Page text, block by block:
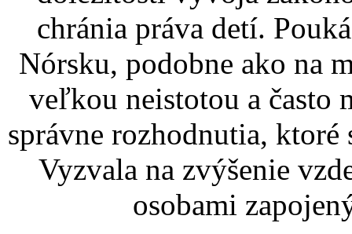
chránia práva detí.
Nórsku, podobne ako na
veľkou neistotou a často
správne rozhodnutia,
Vyzvala na zvýšenie
osobami